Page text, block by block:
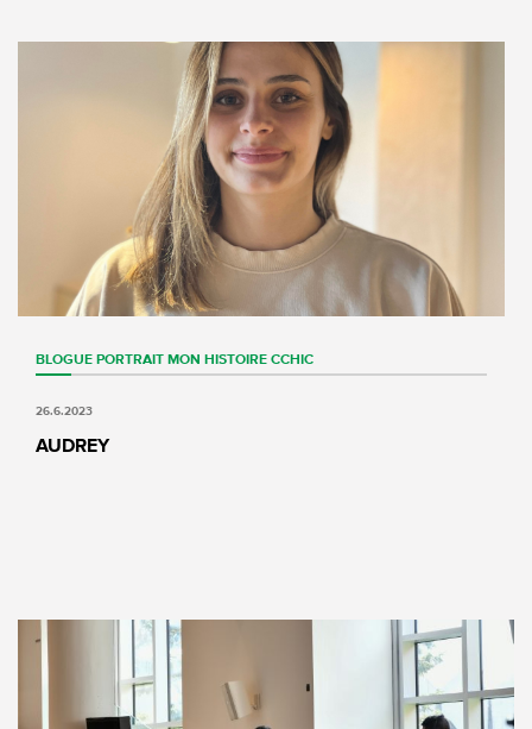
BLOGUE PORTRAIT MON HISTOIRE CCHIC
26.6.2023
AUDREY